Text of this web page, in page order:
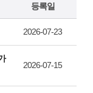
등록일
2026-07-23
2026-07-15